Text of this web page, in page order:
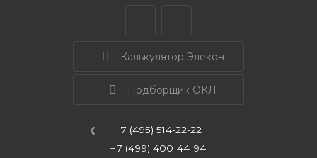
Калькулятор Элекон
Подборщик ОКЛ
+7 (495) 514-22-22
+7 (499) 400-44-94